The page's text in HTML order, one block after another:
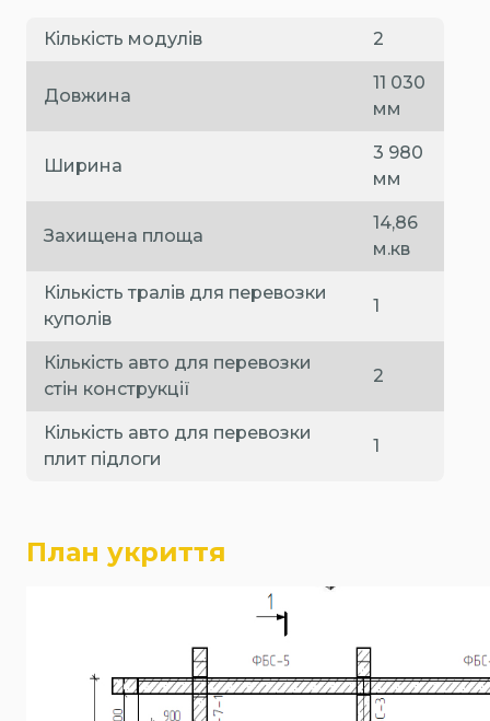
Кількість модулів 2
Довжина
11 030
мм
Ширина
3 980
мм
Захищена площа
14,86
м.кв
Кількість тралів для перевозки
куполів
1
Кількість авто для перевозки
стін конструкції
2
Кількість авто для перевозки
плит підлоги
1
План укриття